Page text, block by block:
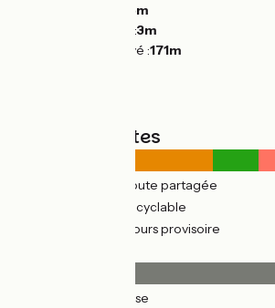
1555m
Point le plus bas :3m
Point le plus élevé :171m
Types de routes
(83%) Route partagée
(19%) Voie cyclable
(57%) Parcours provisoire
(97%) Lisse